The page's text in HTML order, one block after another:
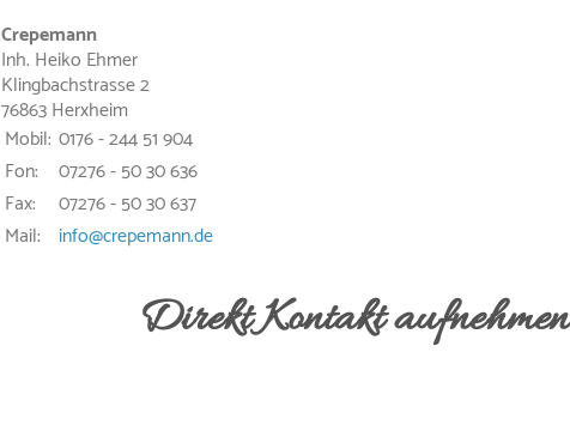
Crepemann
Inh. Heiko Ehmer
Klingbachstrasse 2
76863 Herxheim
Mobil: 0176 - 244 51 904
Fon:
07276 - 50 30 636
Fax:
07276 - 50 30 637
Mail:
info@crepemann.de
Direkt Kontakt aufnehmen